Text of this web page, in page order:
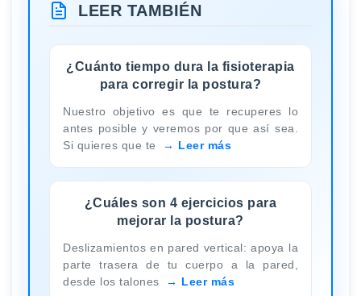
LEER TAMBIÉN
¿Cuánto tiempo dura la fisioterapia
para corregir la postura?
Nuestro objetivo es que te recuperes lo
antes posible y veremos por que así sea.
Si quieres que te
Leer más
¿Cuáles son 4 ejercicios para
mejorar la postura?
Deslizamientos en pared vertical: apoya la
parte trasera de tu cuerpo a la pared,
desde los talones
Leer más